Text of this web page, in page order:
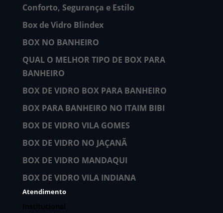
Conforto, Segurança e Estilo
Box de Vidro Blindex
BOX NO BANHEIRO
QUAL O MELHOR TIPO DE BOX PARA
BANHEIRO
BOX DE VIDRO BOX PARA BANHEIRO
BOX PARA BANHEIRO NO ITAIM BIBI
BOX DE VIDRO VILA GOMES
BOX DE VIDRO NO JAÇANÃ
BOX DE VIDRO MANDAQUI
BOX DE VIDRO VILA INDIANA
Atendimento